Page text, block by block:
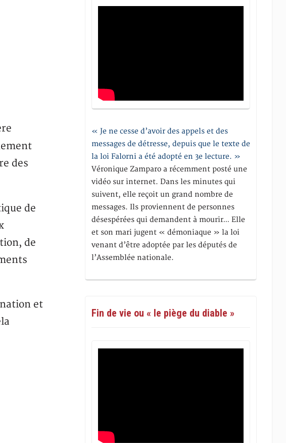
des
de
de
et
« Je ne cesse d’avoir des appels et des
messages de détresse, depuis que le texte de
la loi Falorni a été adopté en 3e lecture. »
Véronique Zamparo a récemment posté une
vidéo sur internet. Dans les minutes qui
suivent, elle reçoit un grand nombre de
messages. Ils proviennent de personnes
désespérées qui demandent à mourir… Elle
et son mari jugent « démoniaque » la loi
venant d’être adoptée par les députés de
l’Assemblée nationale.
Fin de vie ou « le piège du diable »